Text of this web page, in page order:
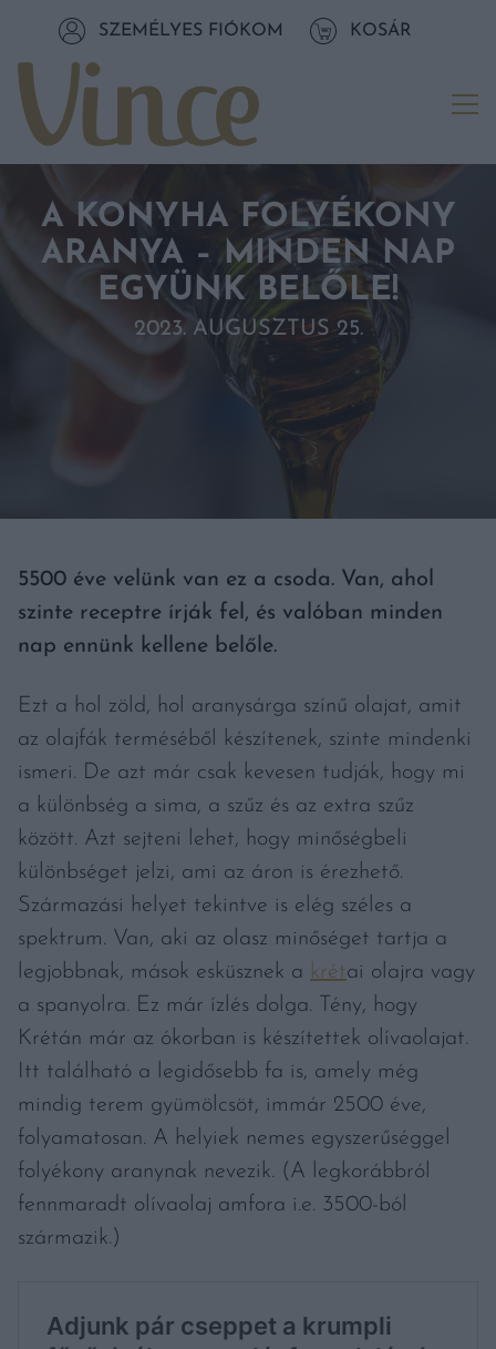
Tovább a tartalomhozSZEMÉLYES FIÓKOM KOSÁR
A KONYHA FOLYÉKONY
ARANYA – MINDEN NAP
EGYÜNK BELŐLE!
2023. AUGUSZTUS 25.
5500 éve velünk van ez a csoda. Van, ahol
szinte receptre írják fel, és valóban minden
nap ennünk kellene belőle.
Ezt a hol zöld, hol aranysárga színű olajat, amit
az olajfák terméséből készítenek, szinte mindenki
ismeri. De azt már csak kevesen tudják, hogy mi
a különbség a sima, a szűz és az extra szűz
között. Azt sejteni lehet, hogy minőségbeli
különbséget jelzi, ami az áron is érezhető.
Származási helyet tekintve is elég széles a
spektrum. Van, aki az olasz minőséget tartja a
legjobbnak, mások esküsznek a krétai olajra vagy
a spanyolra. Ez már ízlés dolga. Tény, hogy
Krétán már az ókorban is készítettek olívaolajat.
Itt található a legidősebb fa is, amely még
mindig terem gyümölcsöt, immár 2500 éve,
folyamatosan. A helyiek nemes egyszerűséggel
folyékony aranynak nevezik. (A legkorábbról
fennmaradt olívaolaj amfora i.e. 3500-ból
származik.)